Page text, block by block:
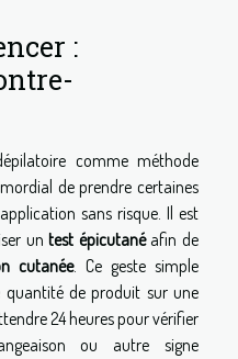
:
comme méthode
de prendre certaines
sans risque. Il est
untest épicutanéafin de
cutanée. Ce geste simple
de produit sur une
24 heures pour vérifier
ou autre signe